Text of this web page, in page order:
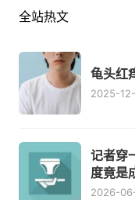
全站热文
龟头红
2025-
记者穿
度竟是
2026-